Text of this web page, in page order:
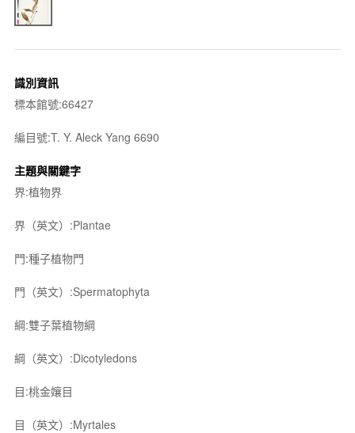
識別資訊
標本館號:66427
編目號:T. Y. Aleck Yang 6690
主題與關鍵字
界:植物界
界（英文）:Plantae
門:種子植物門
門（英文）:Spermatophyta
綱:雙子葉植物綱
綱（英文）:Dicotyledons
目:桃金孃目
目（英文）:Myrtales